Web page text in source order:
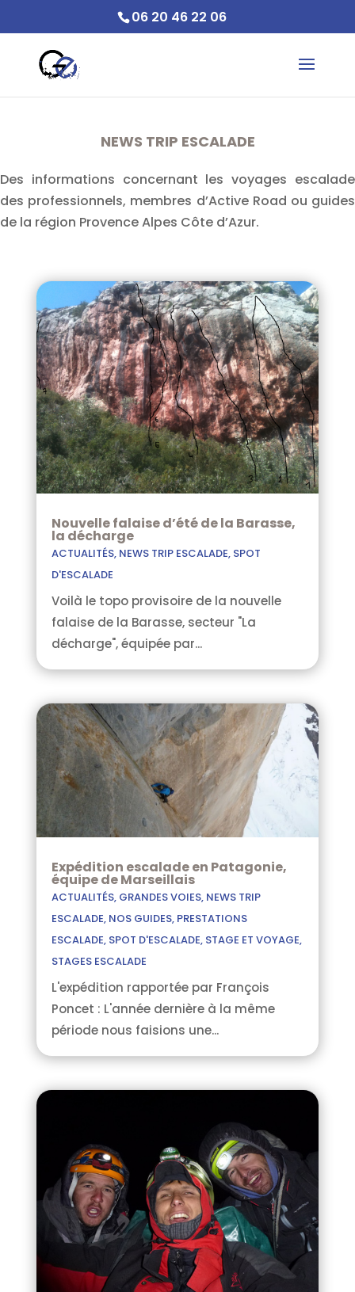
06 20 46 22 06
NEWS TRIP ESCALADE
Des informations concernant les voyages escalade
des professionnels, membres d’Active Road ou guides
de la région Provence Alpes Côte d’Azur.
Nouvelle falaise d’été de la Barasse,
la décharge
ACTUALITÉS, NEWS TRIP ESCALADE, SPOT
D'ESCALADE
Voilà le topo provisoire de la nouvelle
falaise de la Barasse, secteur "La
décharge", équipée par...
Expédition escalade en Patagonie,
équipe de Marseillais
ACTUALITÉS, GRANDES VOIES, NEWS TRIP
ESCALADE, NOS GUIDES, PRESTATIONS
ESCALADE, SPOT D'ESCALADE, STAGE ET VOYAGE,
STAGES ESCALADE
L'expédition rapportée par François
Poncet : L'année dernière à la même
période nous faisions une...